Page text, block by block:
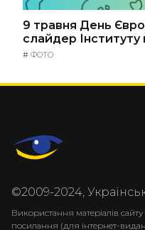
9 травня День
слайдер Інституту
# ФОТО
©2009-2024,
Використання матеріалів
посилання (для інтернет-